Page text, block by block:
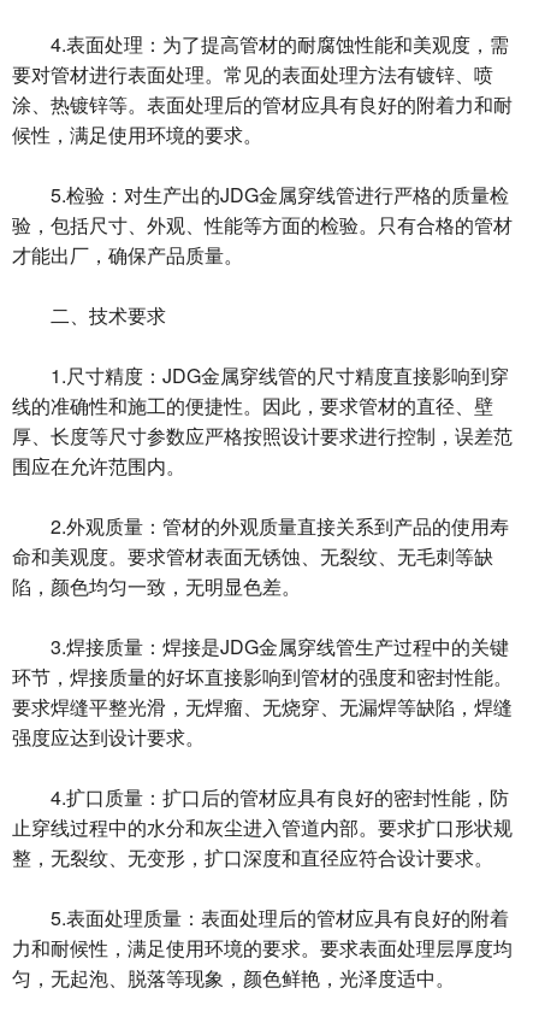
4.表面处理：为了提高管材的耐腐蚀性能和美观度，需
要对管材进行表面处理。常见的表面处理方法有镀锌、喷
涂、热镀锌等。表面处理后的管材应具有良好的附着力和耐
候性，满足使用环境的要求。
5.检验：对生产出的JDG金属穿线管进行严格的质量检
验，包括尺寸、外观、性能等方面的检验。只有合格的管材
才能出厂，确保产品质量。
二、技术要求
1.尺寸精度：JDG金属穿线管的尺寸精度直接影响到穿
线的准确性和施工的便捷性。因此，要求管材的直径、壁
厚、长度等尺寸参数应严格按照设计要求进行控制，误差范
围应在允许范围内。
2.外观质量：管材的外观质量直接关系到产品的使用寿
命和美观度。要求管材表面无锈蚀、无裂纹、无毛刺等缺
陷，颜色均匀一致，无明显色差。
3.焊接质量：焊接是JDG金属穿线管生产过程中的关键
环节，焊接质量的好坏直接影响到管材的强度和密封性能。
要求焊缝平整光滑，无焊瘤、无烧穿、无漏焊等缺陷，焊缝
强度应达到设计要求。
4.扩口质量：扩口后的管材应具有良好的密封性能，防
止穿线过程中的水分和灰尘进入管道内部。要求扩口形状规
整，无裂纹、无变形，扩口深度和直径应符合设计要求。
5.表面处理质量：表面处理后的管材应具有良好的附着
力和耐候性，满足使用环境的要求。要求表面处理层厚度均
匀，无起泡、脱落等现象，颜色鲜艳，光泽度适中。